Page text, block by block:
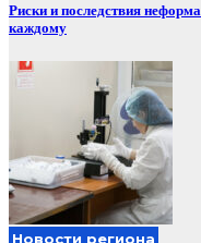
Риски и последствия
каждому
Новости региона